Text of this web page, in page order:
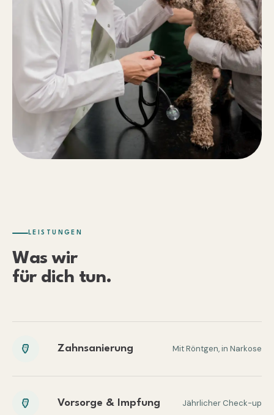
LEISTUNGEN
Was wir
für dich tun.
Zahnsanierung Mit Röntgen, in Narkose
Vorsorge & Impfung Jährlicher Check-up